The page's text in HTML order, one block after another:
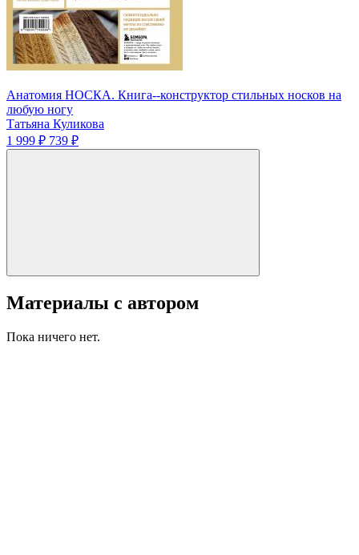
Анатомия НОСКА. Книга--конструктор стильных носков на
любую ногу
Татьяна Куликова
1 999 ₽ 739 ₽
Материалы с автором
Пока ничего нет.